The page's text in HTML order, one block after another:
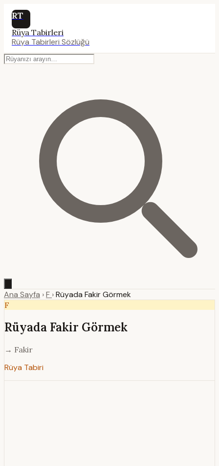
RT
Rüya Tabirleri
Rüya Tabirleri Sözlüğü
Ana Sayfa ›F ›Rüyada Fakir Görmek
F
Rüyada Fakir Görmek
→ Fakir
Rüya Tabiri